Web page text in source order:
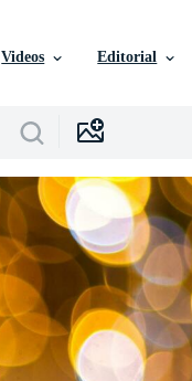
Videos Editorial